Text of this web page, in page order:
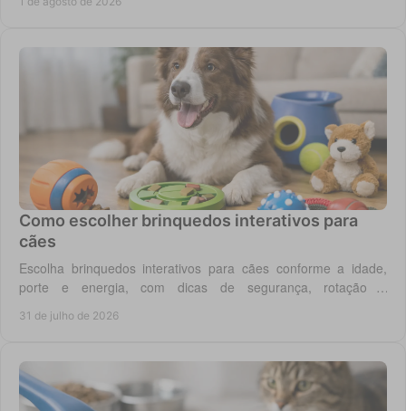
Como escolher brinquedos interativos para
cães
Escolha brinquedos interativos para cães conforme a idade,
porte e energia, com dicas de segurança, rotação e
31 de julho de 2026